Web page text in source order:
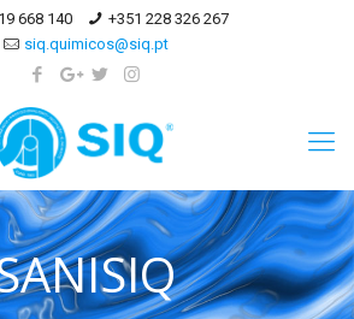
668 140
+351 228 326 267
siq.quimicos@siq.pt